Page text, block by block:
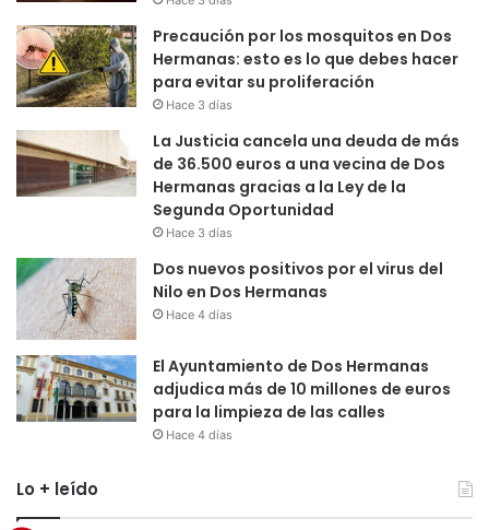
Precaución por los mosquitos en Dos
Hermanas: esto es lo que debes hacer
para evitar su proliferación
Hace 3 días
La Justicia cancela una deuda de más
de 36.500 euros a una vecina de Dos
Hermanas gracias a la Ley de la
Segunda Oportunidad
Hace 3 días
Dos nuevos positivos por el virus del
Nilo en Dos Hermanas
Hace 4 días
El Ayuntamiento de Dos Hermanas
adjudica más de 10 millones de euros
para la limpieza de las calles
Hace 4 días
Lo + leído